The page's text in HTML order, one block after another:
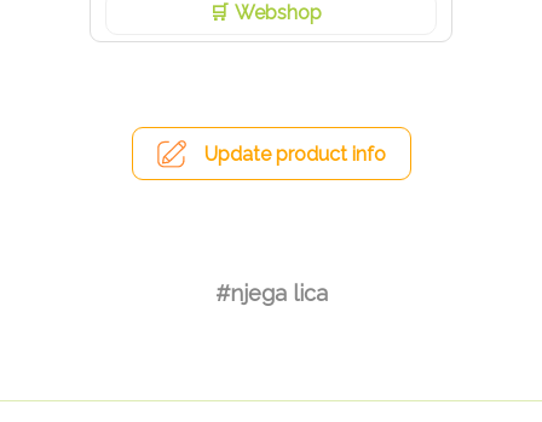
Webshop
Update product info
#njega lica